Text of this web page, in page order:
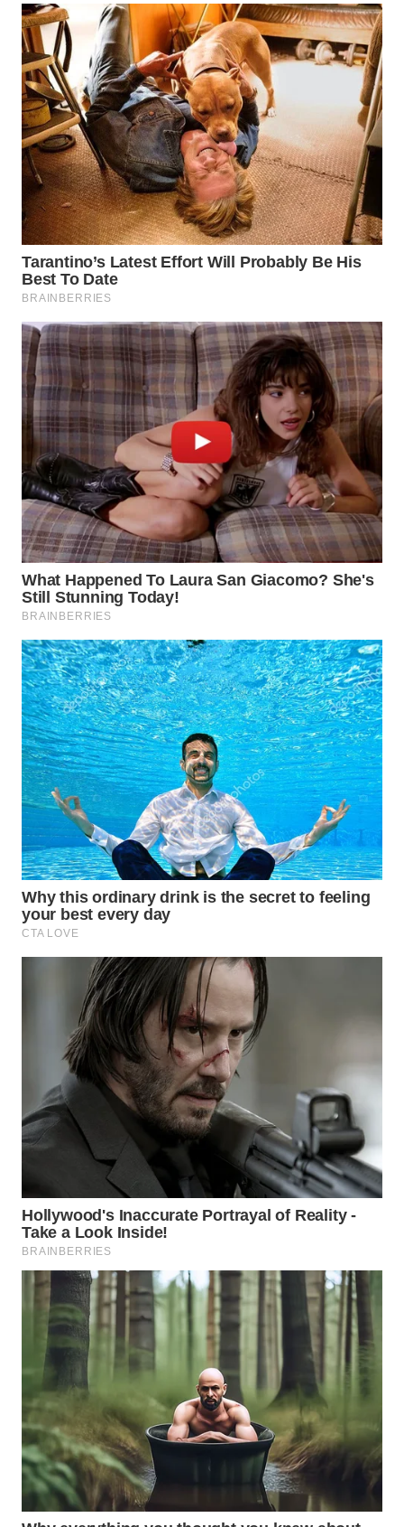
MALUT
WN
DAIRI
WN
DANAU
TOBA
WN
NIAS
WN
LANGKAT
WN
TAPANULI
SELATAN
WN
TANJUNG
LESUNG
WN
KARO
WN
SIMALUNGUN
WN
LABUHANBATU
WN
TAPANULI
TENGAH
WN DELI
SERDANG
WN
TEBING
TINGGI
WN
KARAWANG
WN
BEKASI
WN
DEPOK
TAPANULI
UTARA
SAMOSIR
WN
PADANG
LAWAS